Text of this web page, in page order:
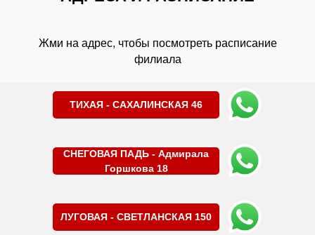
Жми на адрес, чтобы посмотреть расписание
филиала
ТИХАЯ - САХАЛИНСКАЯ 46
СНЕГОВАЯ ПАДЬ - Адмирала
Горшкова 18
ЛУГОВАЯ - СВЕТЛАНСКАЯ 150